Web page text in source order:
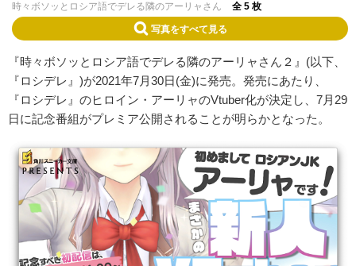
時々ボソッとロシア語でデレる隣のアーリャさん 全 5 枚
写真をすべて見る
『時々ボソッとロシア語でデレる隣のアーリャさん２』(以下、
『ロシデレ』)が2021年7月30日(金)に発売。発売にあたり、
『ロシデレ』のヒロイン・アーリャのVtuber化が決定し、7月29
日に記念番組がプレミア公開されることが明らかとなった。